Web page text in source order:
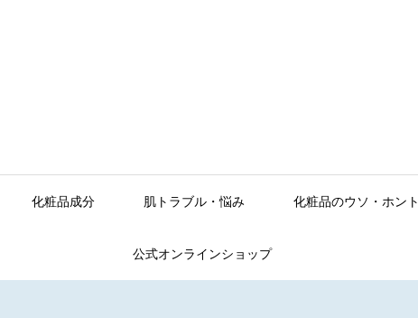
化粧品成分 肌トラブル・悩み 化粧品のウソ・ホント
公式オンラインショップ